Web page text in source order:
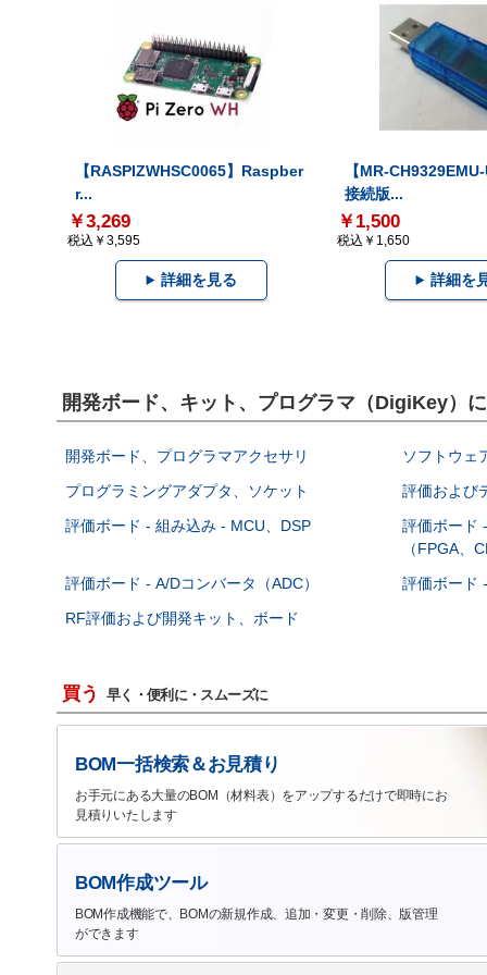
【RASPIZWHSC0065】Raspber
r...
￥3,269
税込￥3,595
詳細を見る
【MR-
接続版...
￥1,500
税込￥1,650
詳細を
開発ボード、キット、プログラマ（DigiKey）
開発ボード、プログラマアクセサリ
ソフトウェ
プログラミングアダプタ、ソケット
評価および
評価ボード - 組み込み - MCU、DSP
評価ボード
（FPGA、
評価ボード - A/Dコンバータ（ADC）
評価ボード
RF評価および開発キット、ボード
買う 早く・便利に・スムーズに
BOM一括検索＆お見積り
お手元にある大量のBOM（材料表）をアップするだけで即時にお
見積りいたします
BOM作成ツール
BOM作成機能で、BOMの新規作成、追加・変更・削除、版管理
ができます